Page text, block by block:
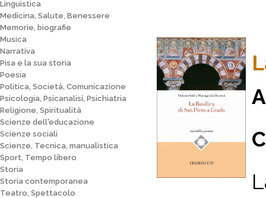
Linguistica
Medicina, Salute, Benessere
Memorie, biografie
Musica
Narrativa
Pisa e la sua storia
Poesia
Politica, Società, Comunicazione
Psicologia, Psicanalisi, Psichiatria
Religione, Spiritualità
Scienze dell'educazione
Scienze sociali
Scienze, Tecnica, manualistica
Sport, Tempo libero
Storia
Storia contemporanea
Teatro, Spettacolo